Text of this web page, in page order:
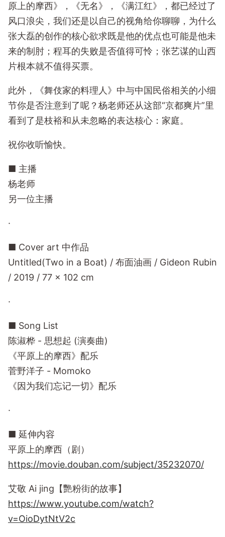
原上的摩西》，《无名》，《满江红》，都已经过了
风口浪尖，我们还是以自己的视角给你聊聊，为什么
张大磊的创作的核心欲求既是他的优点也可能是他未
来的制肘；程耳的失败是否值得可怜；张艺谋的山西
片根本就不值得买票。
此外，《舞伎家的料理人》中与中国民俗相关的小细
节你是否注意到了呢？杨老师还从这部“京都爽片”里
看到了是枝裕和从未忽略的表达核心：家庭。
祝你收听愉快。
■ 主播
杨老师
另一位主播
·
■ Cover art 中作品
Untitled(Two in a Boat) / 布面油画 / Gideon Rubin
/ 2019 / 77 x 102 cm
·
■ Song List
陈淑桦 - 思想起 (演奏曲)
《平原上的摩西》配乐
菅野洋子 - Momoko
《因为我们忘记一切》配乐
·
■ 延伸内容
平原上的摩西（剧）
https://movie.douban.com/subject/35232070/
艾敬 Ai jing【艷粉街的故事】
https://www.youtube.com/watch?
v=OioDytNtV2c